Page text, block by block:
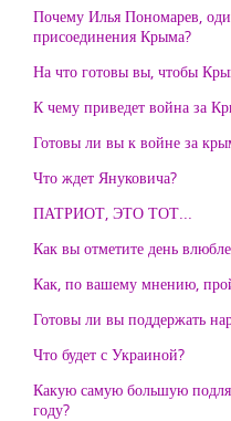
Почему Илья Пономарев,
присоединения Крыма?
На что готовы вы, чтобы
К чему приведет война за
Готовы ли вы к войне за
Что ждет Януковича?
ПАТРИОТ, ЭТО ТОТ...
Как вы отметите день
Как, по вашему мнению,
Готовы ли вы поддержать
Что будет с Украиной?
Какую самую большую
году?